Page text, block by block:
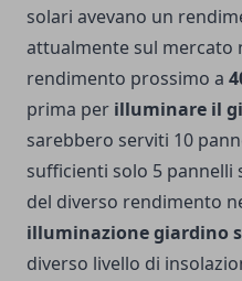
solari avevano un
attualmente sul mercato
rendimento prossimo a
prima per illuminare il
sarebbero serviti 10
sufficienti solo 5 pannelli
del diverso rendimento
illuminazione giardino
diverso livello di